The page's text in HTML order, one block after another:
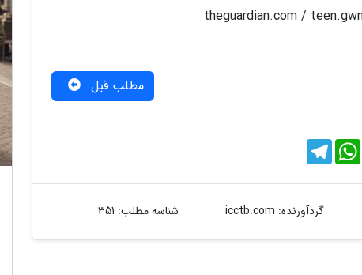
مطلب قبل
T
e
l
e
W
h
a
t
گردآورنده: icctb.com شناسه مطلب: 351